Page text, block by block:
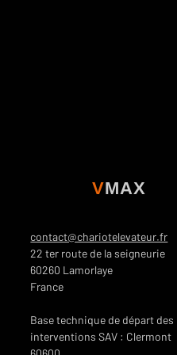
VMAX
contact@chariotelevateur.fr
22 ter route de la seigneurie
60260 Lamorlaye
France
Base technique de départ des
interventions SAV : Clermont